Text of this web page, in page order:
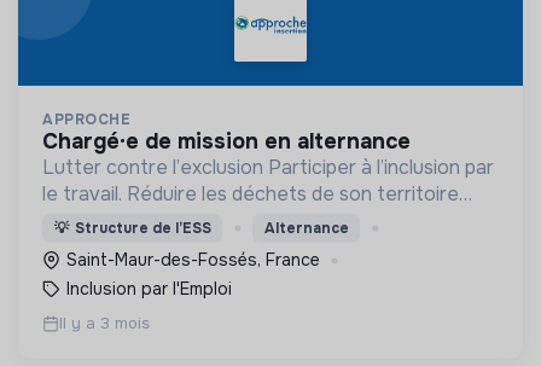
APPROCHE
chargé·e de mission en alternance
Lutter contre l’exclusion Participer à l’inclusion par
le travail. Réduire les déchets de son territoire
Proposer des objets réemployés à prix solidaires
💡 Structure de l’ESS Alternance
Saint-Maur-des-Fossés, France
Inclusion par l'Emploi
Il y a 3 mois